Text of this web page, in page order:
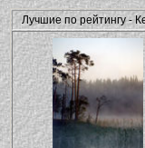
Лучшие по рейтингу -